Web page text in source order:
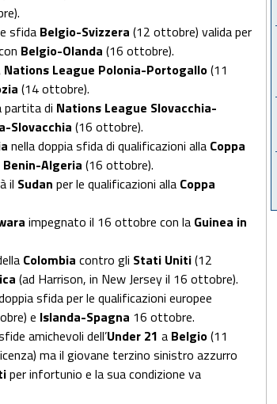
sfida Belgio-Svizzera (12 ottobre) valida per
Belgio-Olanda (16 ottobre).
Nations League Polonia-Portogallo(11
(14 ottobre).
partita di Nations League Slovacchia-
Slovacchia (16 ottobre).
nella doppia sfida di qualificazioni alla Coppa
Benin-Algeria (16 ottobre).
il Sudan per le qualificazioni alla Coppa
impegnato il 16 ottobre con la Guinea in
Colombia contro gli Stati Uniti(12
(ad Harrison, in New Jersey il 16 ottobre).
sfida per le qualificazioni europee
e Islanda-Spagna 16 ottobre.
amichevoli dell’Under 21 a Belgio(11
ma il giovane terzino sinistro azzurro
per infortunio e la sua condizione va